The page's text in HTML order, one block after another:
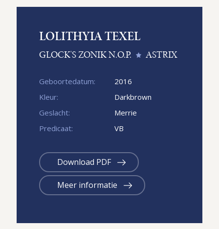
LOLITHYIA TEXEL
GLOCK'S ZONIK N.O.P. ASTRIX
Geboortedatum:
2016
Kleur:
Darkbrown
Geslacht:
Merrie
Predicaat:
VB
Download PDF
Meer informatie